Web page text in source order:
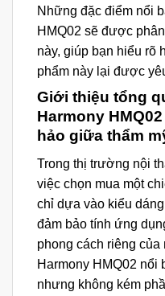
Những đặc điểm nổi
HMQ02 sẽ được
này, giúp bạn hiểu rõ
phẩm này lại được
Giới thiệu tổng
Harmony
hảo giữa thẩm
Trong thị trường nội
việc chọn mua một
chỉ dựa vào kiểu
đảm bảo tính ứng
phong cách riêng
Harmony HMQ02 nổi
nhưng không kém